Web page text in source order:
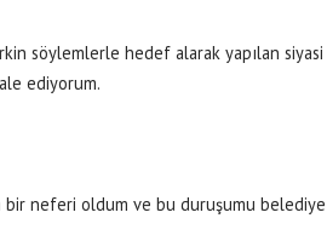
söylemlerle hedef alarak yapılan siyasi
ediyorum.
bir neferi oldum ve bu duruşumu belediye